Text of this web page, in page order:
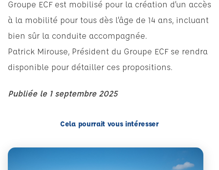
Groupe ECF est mobilisé pour la création d’un accès
à la mobilité pour tous dès l’âge de 14 ans, incluant
bien sûr la conduite accompagnée.
Patrick Mirouse, Président du Groupe ECF se rendra
disponible pour détailler ces propositions.
Publiée le 1 septembre 2025
Cela pourrait vous intéresser